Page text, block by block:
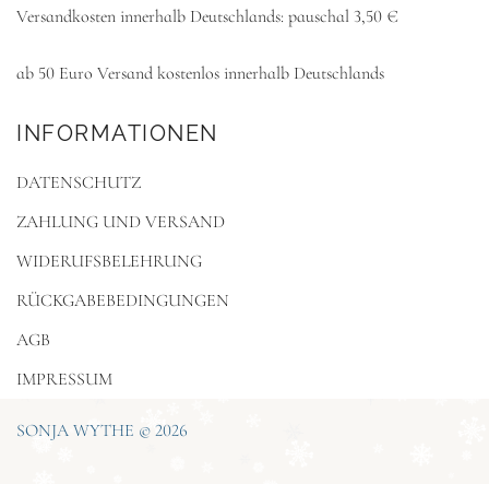
Versandkosten innerhalb Deutschlands: pauschal 3,50 €
ab 50 Euro Versand kostenlos innerhalb Deutschlands
INFORMATIONEN
DATENSCHUTZ
ZAHLUNG UND VERSAND
WIDERUFSBELEHRUNG
RÜCKGABEBEDINGUNGEN
AGB
IMPRESSUM
SONJA WYTHE © 2026